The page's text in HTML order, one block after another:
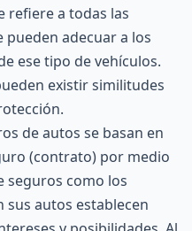
refiere a todas las
pueden adecuar a los
ese tipo de vehículos.
existir similitudes
de autos se basan en
(contrato) por medio
seguros como los
autos establecen